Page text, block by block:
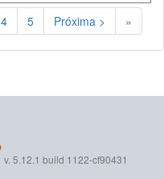
4 5 Próxima > »
v. 5.12.1 build 1122-cf90431